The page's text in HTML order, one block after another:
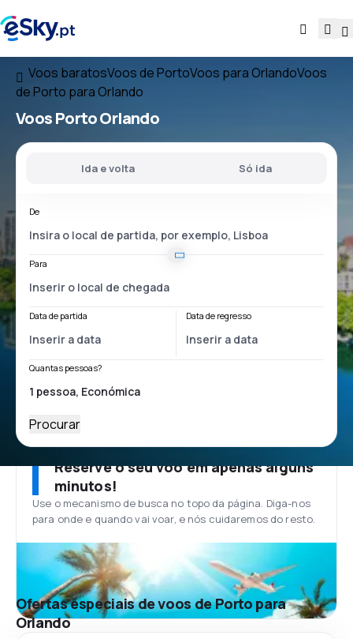
Voos baratosVoos de PortoVoos para OrlandoVoos
de Porto para Orlando
VoosPorto Orlando
Ida e volta Só ida
De
Para
Data de partida Data de regresso
Quantas pessoas?
Procurar
Reserve o seu voo em apenas alguns
minutos!
Use o mecanismo de busca no topo da página. Diga-nos
para onde e quando vai voar, e nós cuidaremos do resto.
Ofertas especiais de voos de Porto para
Orlando